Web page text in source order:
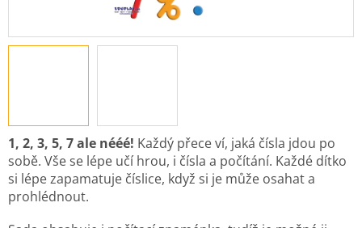
1, 2, 3, 5, 7 ale nééé! Každý přece ví, jaká čísla jdou po
sobě. Vše se lépe učí hrou, i čísla a počítání. Každé dítko
si lépe zapamatuje číslice, když si je může osahat a
prohlédnout.